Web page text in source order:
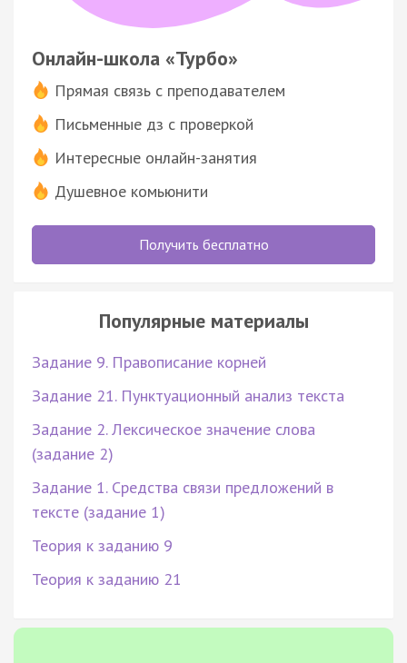
Онлайн-школа «Турбо»
Прямая связь с преподавателем
Письменные дз с проверкой
Интересные онлайн-занятия
Душевное комьюнити
Получить бесплатно
Популярные материалы
Задание 9. Правописание корней
Задание 21. Пунктуационный анализ текста
Задание 2. Лексическое значение слова
(задание 2)
Задание 1. Средства связи предложений в
тексте (задание 1)
Теория к заданию 9
Теория к заданию 21